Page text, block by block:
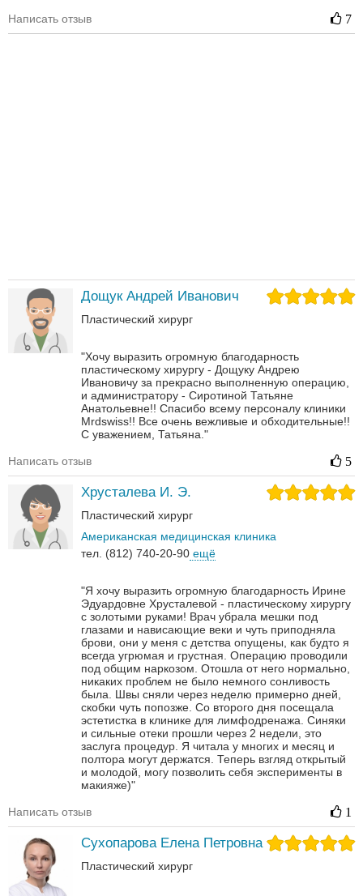
Написать отзыв 7
Дощук Андрей Иванович
Пластический хирург
"Хочу выразить огромную благодарность
пластическому хирургу - Дощуку Андрею
Ивановичу за прекрасно выполненную операцию,
и администратору - Сиротиной Татьяне
Анатольевне!! Спасибо всему персоналу клиники
Mrdswiss!! Все очень вежливые и обходительные!!
С уважением, Татьяна."
Написать отзыв 5
Хрусталева И. Э.
Пластический хирург
Американская медицинская клиника
тел. (812) 740-20-90 ещё
"Я хочу выразить огромную благодарность Ирине
Эдуардовне Хрусталевой - пластическому хирургу
с золотыми руками! Врач убрала мешки под
глазами и нависающие веки и чуть приподняла
брови, они у меня с детства опущены, как будто я
всегда угрюмая и грустная. Операцию проводили
под общим наркозом. Отошла от него нормально,
никаких проблем не было немного сонливость
была. Швы сняли через неделю примерно дней,
скобки чуть попозже. Со второго дня посещала
эстетистка в клинике для лимфодренажа. Синяки
и сильные отеки прошли через 2 недели, это
заслуга процедур. Я читала у многих и месяц и
полтора могут держатся. Теперь взгляд открытый
и молодой, могу позволить себя эксперименты в
макияже)"
Написать отзыв 1
Сухопарова Елена Петровна
Пластический хирург